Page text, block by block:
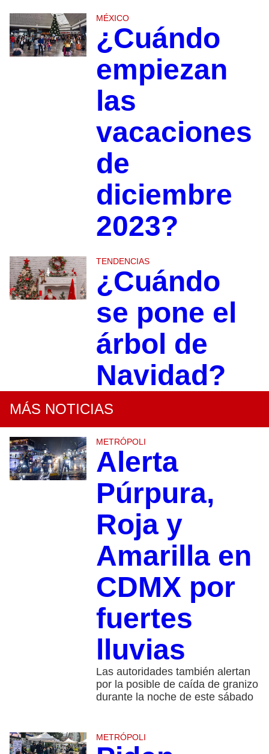
MÉXICO
¿Cuándo
empiezan
las
vacaciones
de
diciembre
2023?
TENDENCIAS
¿Cuándo
se pone el
árbol de
Navidad?
MÁS NOTICIAS
METRÓPOLI
Alerta
Púrpura,
Roja y
Amarilla en
CDMX por
fuertes
lluvias
Las autoridades también alertan
por la posible de caída de granizo
durante la noche de este sábado
METRÓPOLI